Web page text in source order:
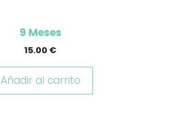
9 Meses
15.00 €
Añadir al carrito